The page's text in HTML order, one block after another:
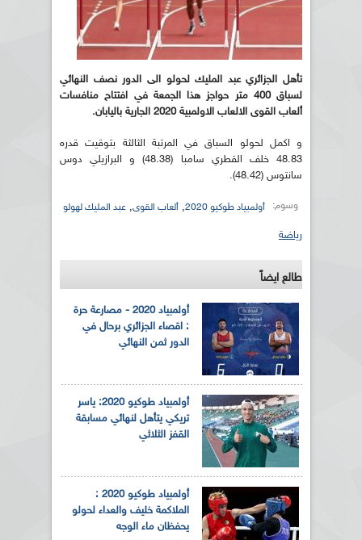
تأهل الجزائري عبد المليك لحولو الى الدور نصف النهائي
لسباق 400 متر حواجز هذا الجمعة في افتتاح منافسات
ألعاب القوى الالعاب الاولمبية 2020 الجارية باليابان.
و اكمل لحولو السباق في المرتبة الثالثة بتوقيت قدره
48.83 خلف القطري سامبا (48.38) و البرازيلي دوس
سانتوس (48.42).
وسوم: أولمبياد طوكيو 2020 , ألعاب القوى, عبد المليك لهولو
رياضة
طالع ايضاً
أولمبياد 2020 - مصارعة حرة
: اقصاء الجزائري برحال في
الدور ثمن النهائي
أولمبياد طوكيو 2020: ياسر
تريكي يتأهل لنهائي مسابقة
القفز الثلاثي
أولمبياد طوكيو 2020 :
الملاكمة خليف والعداء لحولو
يحفظان ماء الوجه